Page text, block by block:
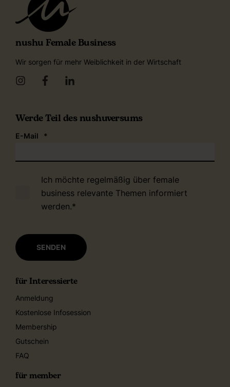
nushu Female Business
Wir sorgen für mehr Weiblichkeit in der Wirtschaft
Werde Teil des nushuversums
E-Mail *
Ich möchte regelmäßig über female
business relevante Themen informiert
werden.*
für Interessierte
Anmeldung
Kostenlose Infosession
Membership
Gutschein
FAQ
für member